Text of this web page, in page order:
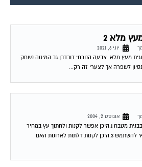
מלא 2
יוני 6, 2021
מעץ מלא. צבעה הנוכחי דובדבן.גב המיטה נשחק
לשפרה אך לצערי זה רק...
שלום אני מעונין לקבל טיפים בבנית מטבח 1.היכן אפשר לקנות ולחתוך עץ במחיר
זול 2.באיזה מוצרי פירזול כדאי להשתמש 3.היכן לקנות דלתות לארונות האם